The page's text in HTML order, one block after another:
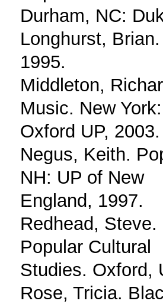
Durham, NC:
Longhurst,
1995.
Middleton,
Music. New York:
Oxford UP, 2003.
Negus, Keith.
NH: UP of New
England, 1997.
Redhead,
Popular Cultural
Studies. Oxford,
Rose, Tricia.